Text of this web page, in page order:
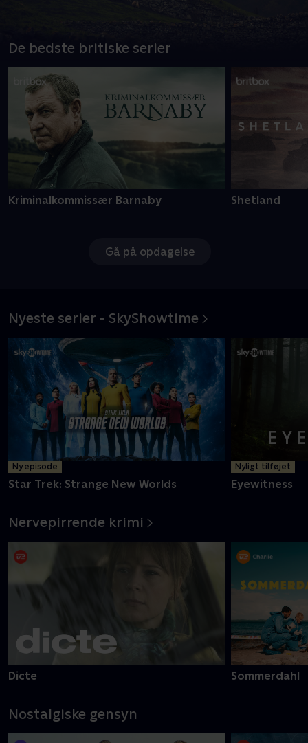
De bedste britiske serier
Kriminalkommissær Barnaby Shetland
Gå på opdagelse
Nyeste serier - SkyShowtime
Ny episode
Star Trek: Strange New Worlds
Nyligt tilføjet
Eyewitness
Nervepirrende krimi
Dicte Sommerdahl
Nostalgiske gensyn